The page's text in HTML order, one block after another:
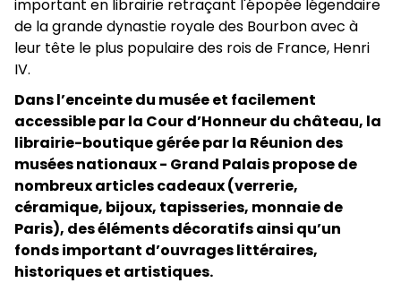
important en librairie retraçant l'épopée légendaire
de la grande dynastie royale des Bourbon avec à
leur tête le plus populaire des rois de France, Henri
IV.
Dans l’enceinte du musée et facilement
accessible par la Cour d’Honneur du château, la
librairie-boutique gérée par la Réunion des
musées nationaux - Grand Palais proposede
nombreux articles cadeaux (verrerie,
céramique, bijoux, tapisseries, monnaie de
Paris), des éléments décoratifs ainsi qu’un
fonds important d’ouvrages littéraires,
historiques et artistiques.